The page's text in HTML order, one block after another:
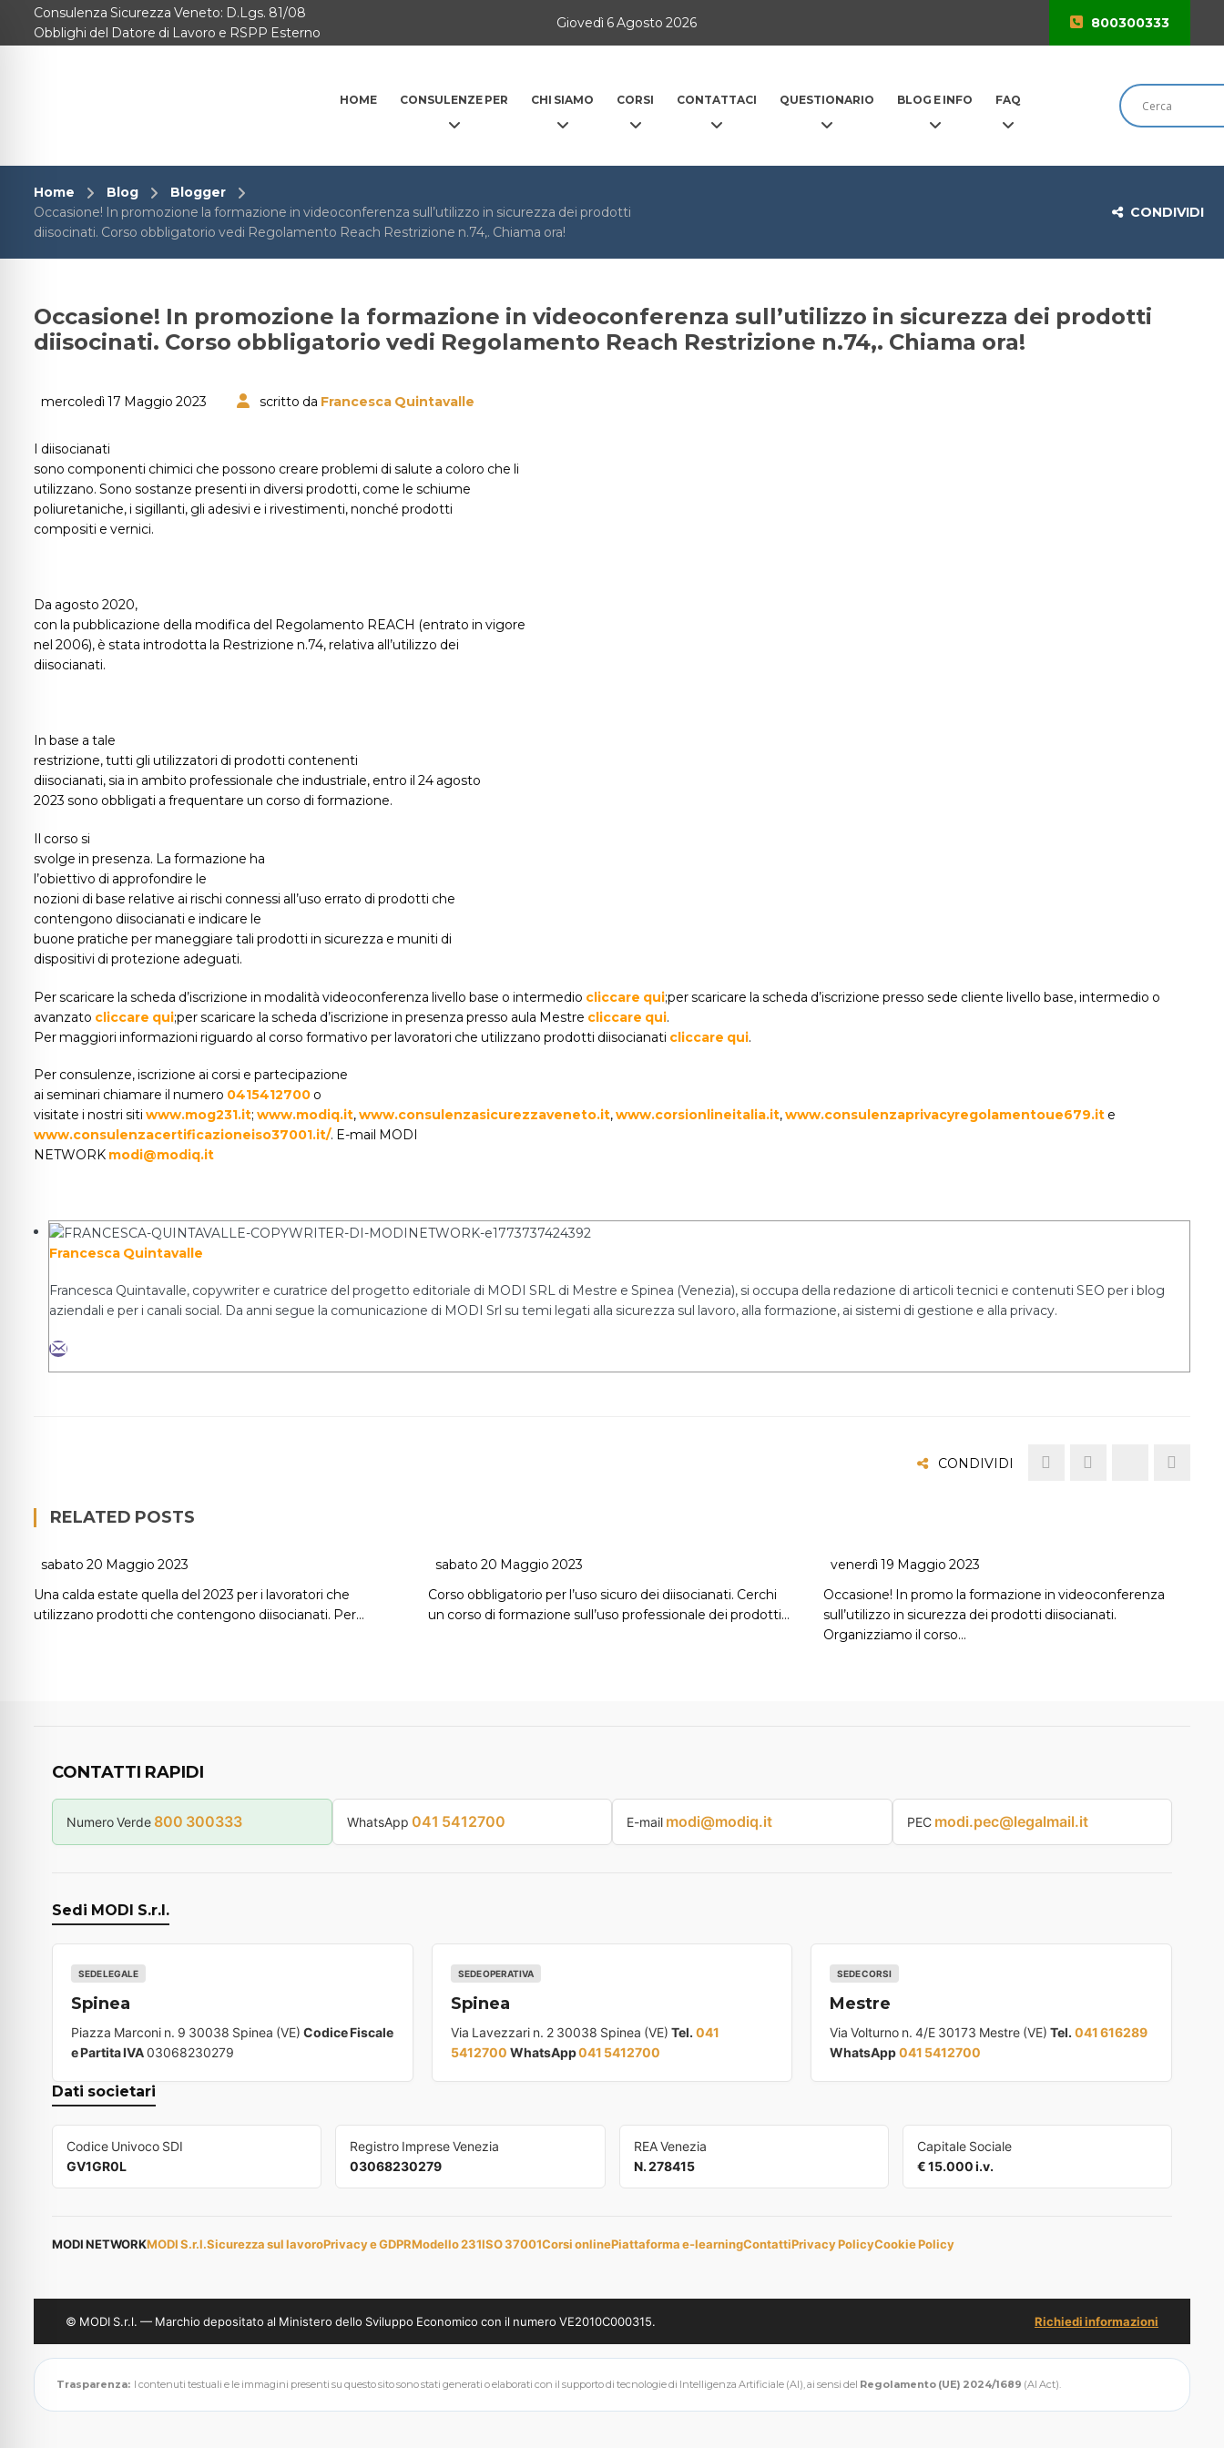
Home
Contattaci
FAQ
Consulenza Sicurezza Veneto: D.Lgs. 81/08
Obblighi del Datore di Lavoro e RSPP Esterno
Giovedì 6 Agosto 2026 800300333
HOME CONSULENZE PER CHI SIAMO CORSI CONTATTACI QUESTIONARIO BLOG E INFO FAQ
Home Blog
Blogger
Occasione! In promozione la formazione in videoconferenza sull’utilizzo in sicurezza dei prodotti
diisocinati. Corso obbligatorio vedi Regolamento Reach Restrizione n.74,. Chiama ora!
CONDIVIDI
Occasione! In promozione la formazione in videoconferenza sull’utilizzo in sicurezza dei prodotti
diisocinati. Corso obbligatorio vedi Regolamento Reach Restrizione n.74,. Chiama ora!
mercoledì 17 Maggio 2023 scritto da Francesca Quintavalle
I diisocianati
sono componenti chimici che possono creare problemi di salute a coloro che li
utilizzano. Sono sostanze presenti in diversi prodotti, come le schiume
poliuretaniche, i sigillanti, gli adesivi e i rivestimenti, nonché prodotti
compositi e vernici.
Da agosto 2020,
con la pubblicazione della modifica del Regolamento REACH (entrato in vigore
nel 2006), è stata introdotta la Restrizione n.74, relativa all’utilizzo dei
diisocianati.
In base a tale
restrizione, tutti gli utilizzatori di prodotti contenenti
diisocianati, sia in ambito professionale che industriale, entro il 24 agosto
2023 sono obbligati a frequentare un corso di formazione.
Il corso si
svolge in presenza. La formazione ha
l’obiettivo di approfondire le
nozioni di base relative ai rischi connessi all’uso errato di prodotti che
contengono diisocianati e indicare le
buone pratiche per maneggiare tali prodotti in sicurezza e muniti di
dispositivi di protezione adeguati.
Per scaricare la scheda d’iscrizione in modalità videoconferenza livello base o intermedio cliccare qui;per scaricare la scheda d’iscrizione presso sede cliente livello base, intermedio o
avanzato cliccare qui;per scaricare la scheda d’iscrizione in presenza presso aula Mestre cliccare qui.
Per maggiori informazioni riguardo al corso formativo per lavoratori che utilizzano prodotti diisocianati cliccare qui.
Per consulenze, iscrizione ai corsi e partecipazione
ai seminari chiamare il numero 0415412700 o
visitate i nostri siti www.mog231.it; www.modiq.it,www.consulenzasicurezzaveneto.it,www.corsionlineitalia.it,www.consulenzaprivacyregolamentoue679.it e
www.consulenzacertificazioneiso37001.it/. E-mail MODI
NETWORK modi@modiq.it
Francesca Quintavalle
Francesca Quintavalle, copywriter e curatrice del progetto editoriale di MODI SRL di Mestre e Spinea (Venezia), si occupa della redazione di articoli tecnici e contenuti SEO per i blog
aziendali e per i canali social. Da anni segue la comunicazione di MODI Srl su temi legati alla sicurezza sul lavoro, alla formazione, ai sistemi di gestione e alla privacy.
CONDIVIDI
RELATED POSTS
sabato 20 Maggio 2023
Una calda estate quella del 2023 per i lavoratori che
utilizzano prodotti che contengono diisocianati. Per…
sabato 20 Maggio 2023
Corso obbligatorio per l’uso sicuro dei diisocianati. Cerchi
un corso di formazione sull’uso professionale dei prodotti…
venerdì 19 Maggio 2023
Occasione! In promo la formazione in videoconferenza
sull’utilizzo in sicurezza dei prodotti diisocianati.
Organizziamo il corso…
CONTATTI RAPIDI
Numero Verde 800 300333 WhatsApp 041 5412700 E-mail modi@modiq.it PEC modi.pec@legalmail.it
Sedi MODI S.r.l.
SEDE LEGALE
Spinea
Piazza Marconi n. 9 30038 Spinea (VE) Codice Fiscale
e Partita IVA03068230279
SEDE OPERATIVA
Spinea
Via Lavezzari n. 2 30038 Spinea (VE) Tel. 041
5412700 WhatsApp041 5412700
SEDE CORSI
Mestre
Via Volturno n. 4/E 30173 Mestre (VE)Tel. 041 616289
WhatsApp041 5412700
Dati societari
Codice Univoco SDI
GV1GR0L
Registro Imprese Venezia
03068230279
REA Venezia
N. 278415
Capitale Sociale
€ 15.000 i.v.
MODI NETWORKMODI S.r.l.Sicurezza sul lavoroPrivacy e GDPRModello 231ISO 37001Corsi onlinePiattaforma e-learningContattiPrivacy PolicyCookie Policy
© MODI S.r.l. — Marchio depositato al Ministero dello Sviluppo Economico con il numero VE2010C000315. Richiedi informazioni
Trasparenza: I contenuti testuali e le immagini presenti su questo sito sono stati generati o elaborati con il supporto di tecnologie di Intelligenza Artificiale (AI), ai sensi del Regolamento (UE) 2024/1689 (AI Act).